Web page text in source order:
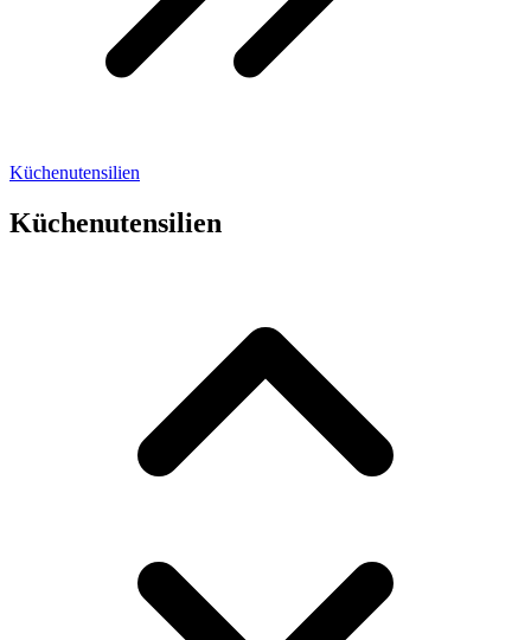
Küchenutensilien
Küchenutensilien